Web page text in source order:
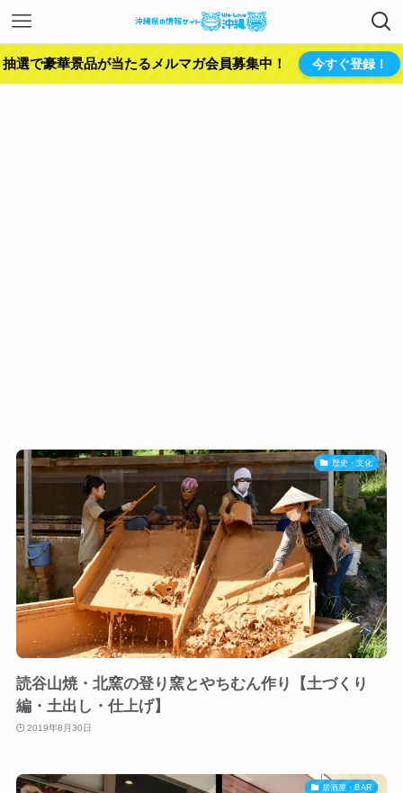
抽選で豪華景品が当たるメルマガ会員募集中！ 今すぐ登録！
歴史・文化
読谷山焼・北窯の登り窯とやちむん作り【土づくり
編・土出し・仕上げ】
2019年8月30日
居酒屋・BAR